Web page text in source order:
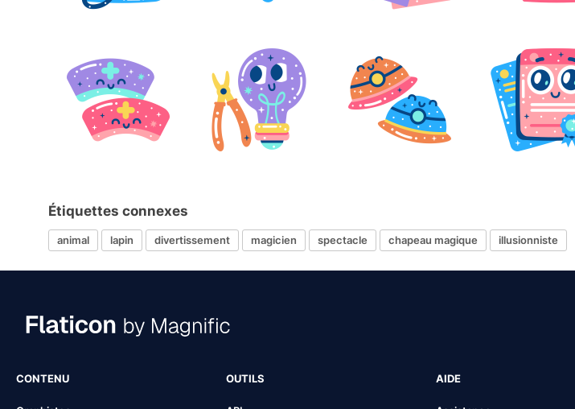
Étiquettes connexes
animal lapin divertissement magicien spectacle chapeau magique illusionniste
CONTENU OUTILS AIDE